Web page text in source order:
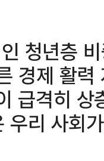
청년층
경제 활
급격히
우리 사회